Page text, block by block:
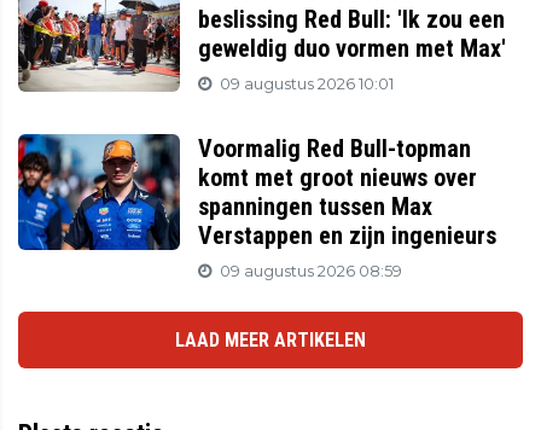
beslissing Red Bull: 'Ik zou een
geweldig duo vormen met Max'
09 augustus 2026 10:01
Voormalig Red Bull-topman
komt met groot nieuws over
spanningen tussen Max
Verstappen en zijn ingenieurs
09 augustus 2026 08:59
LAAD MEER ARTIKELEN